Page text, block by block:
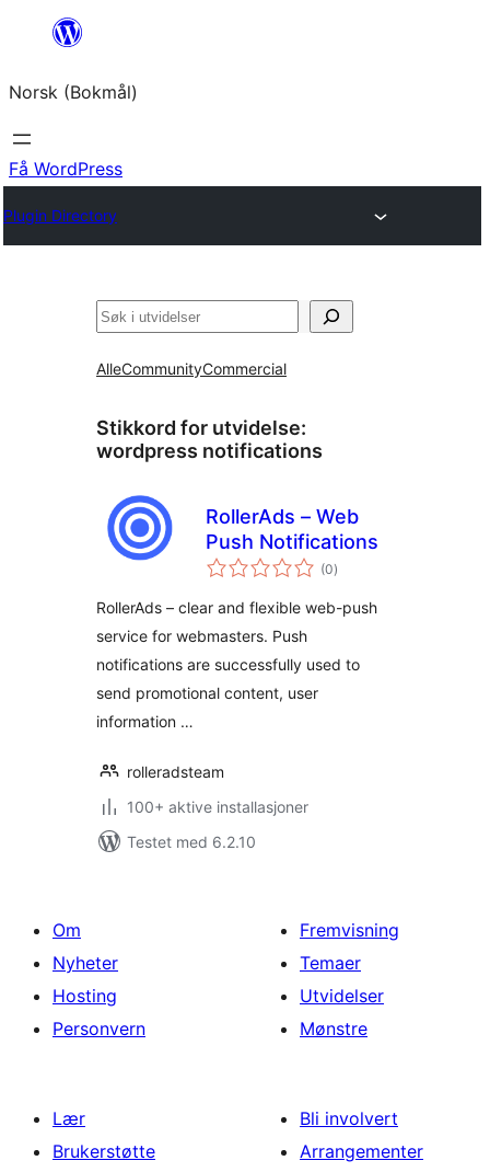
Hopp
innhold
Norsk (Bokmål)
Få WordPress
Plugin Directory
Søk
AlleCommunityCommercial
Stikkord for utvidelse:
wordpress notifications
RollerAds – Web
Push Notifications
(0totale
vurderinger
)
RollerAds – clear and flexible web-push
service for webmasters. Push
notifications are successfully used to
send promotional content, user
information …
rolleradsteam
100+ aktive installasjoner
Testet med 6.2.10
Om
Nyheter
Hosting
Personvern
Fremvisning
Temaer
Utvidelser
Mønstre
Lær
Brukerstøtte
Bli involvert
Arrangementer